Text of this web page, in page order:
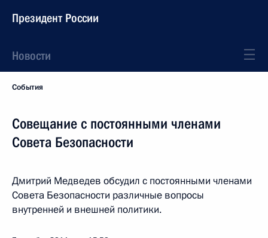
Президент России
Новости
События
Совещание с постоянными членами
Совета Безопасности
Дмитрий Медведев обсудил с постоянными членами
Совета Безопасности различные вопросы
внутренней и внешней политики.